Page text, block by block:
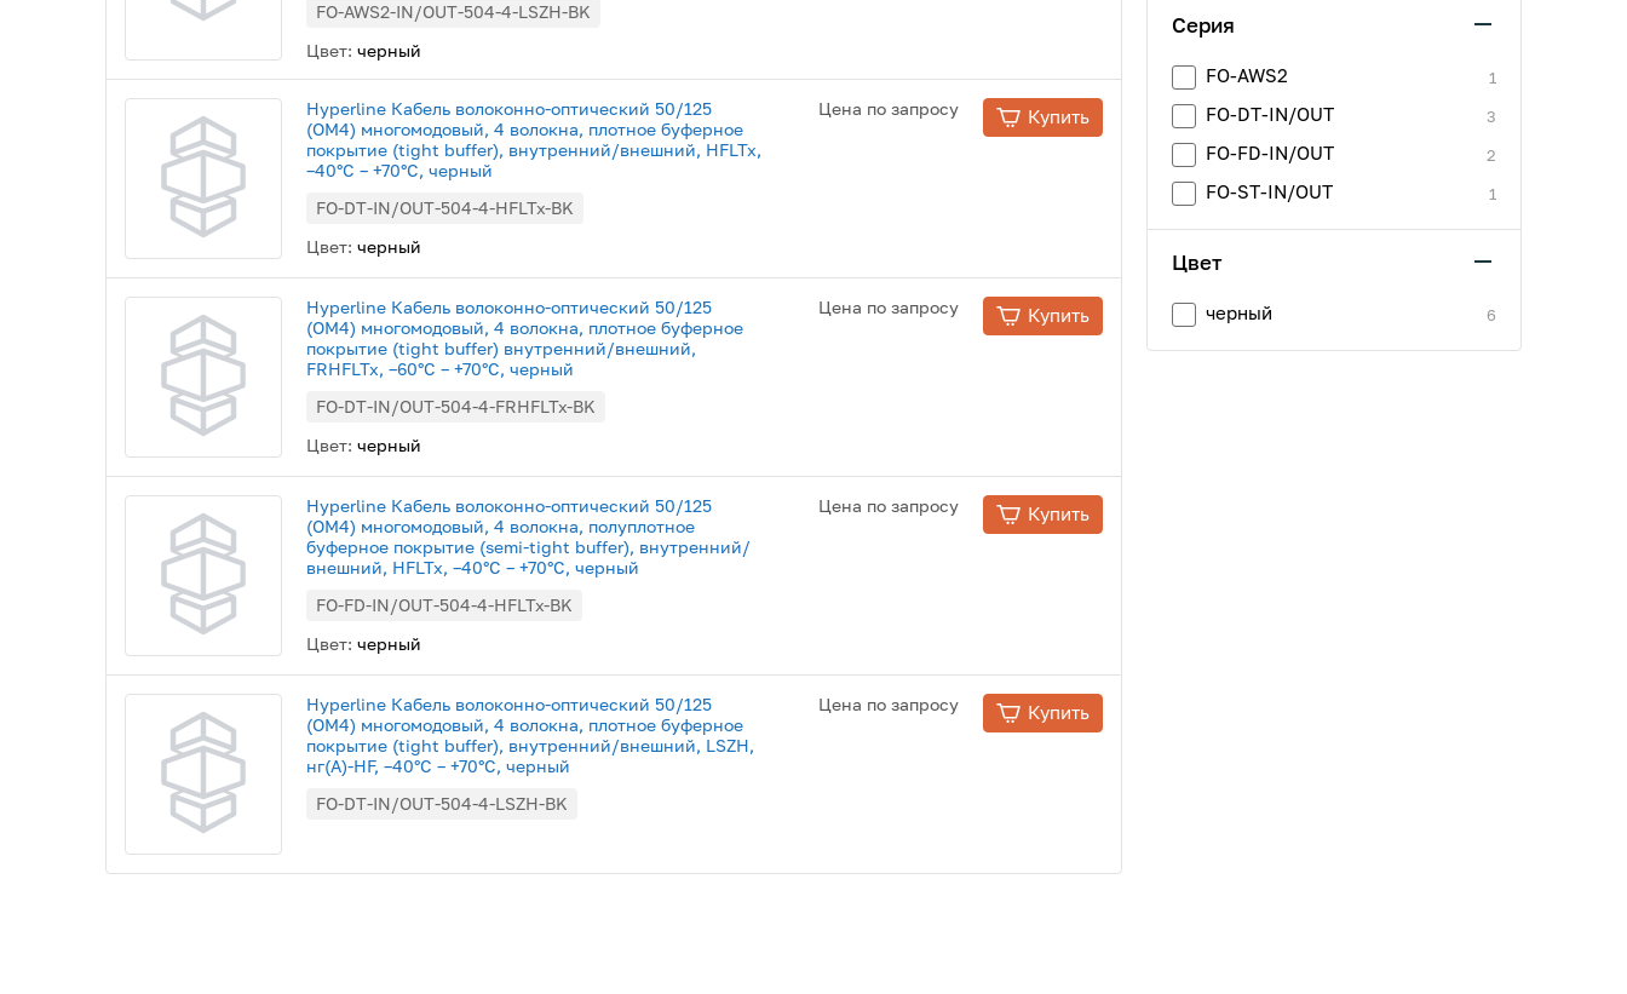
FO-AWS2-IN/OUT-504-4-LSZH-BK
Цвет: черный
Hyperline Кабель волоконно-оптический 50/125
(OM4) многомодовый, 4 волокна, плотное буферное
покрытие (tight buffer), внутренний/внешний, HFLTx,
–40°C – +70°C, черный
FO-DT-IN/OUT-504-4-HFLTx-BK
Цвет: черный
Цена по запросу Купить
Hyperline Кабель волоконно-оптический 50/125
(OM4) многомодовый, 4 волокна, плотное буферное
покрытие (tight buffer) внутренний/внешний,
FRHFLTx, –60°C – +70°C, черный
FO-DT-IN/OUT-504-4-FRHFLTx-BK
Цвет: черный
Цена по запросу Купить
Hyperline Кабель волоконно-оптический 50/125
(OM4) многомодовый, 4 волокна, полуплотное
буферное покрытие (semi-tight buffer), внутренний/
внешний, HFLTx, –40°C – +70°C, черный
FO-FD-IN/OUT-504-4-HFLTx-BK
Цвет: черный
Цена по запросу Купить
Hyperline Кабель волоконно-оптический 50/125
(OM4) многомодовый, 4 волокна, плотное буферное
покрытие (tight buffer), внутренний/внешний, LSZH,
нг(А)-HF, –40°C – +70°C, черный
FO-DT-IN/OUT-504-4-LSZH-BK
Цена по запросу Купить
Серия
FO-AWS2 1
FO-DT-IN/OUT 3
FO-FD-IN/OUT 2
FO-ST-IN/OUT 1
Цвет
черный 6